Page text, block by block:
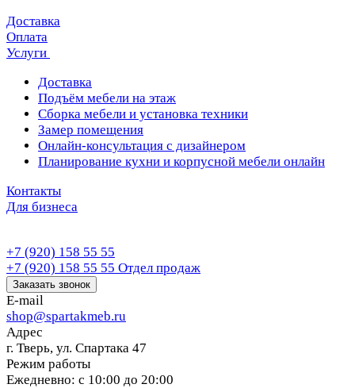
Доставка
Оплата
Услуги
Доставка
Подъём мебели на этаж
Сборка мебели и установка техники
Замер помещения
Онлайн-консультация с дизайнером
Планирование кухни и корпусной мебели онлайн
Контакты
Для бизнеса
+7 (920) 158 55 55
+7 (920) 158 55 55 Отдел продаж
Заказать звонок
E-mail
shop@spartakmeb.ru
Адрес
г. Тверь, ул. Спартака 47
Режим работы
Ежедневно: с 10:00 до 20:00